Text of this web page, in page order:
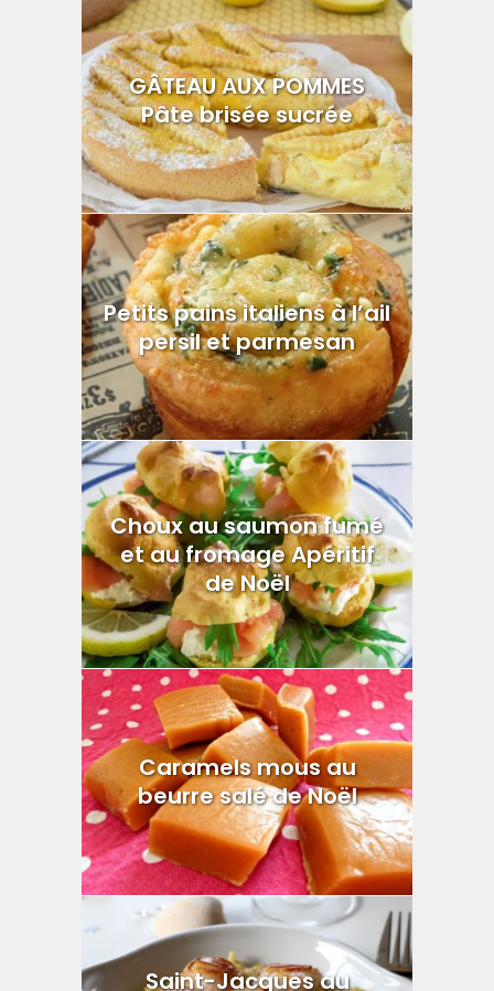
GÂTEAU AUX POMMES
Pâte brisée sucrée
Petits pains italiens à l’ail
persil et parmesan
Choux au saumon fumé
et au fromage Apéritif
de Noël
Caramels mous au
beurre salé de Noël
Saint-Jacques au